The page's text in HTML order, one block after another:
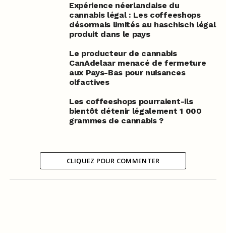
Expérience néerlandaise du
cannabis légal : Les coffeeshops
désormais limités au haschisch légal
produit dans le pays
Le producteur de cannabis
CanAdelaar menacé de fermeture
aux Pays-Bas pour nuisances
olfactives
Les coffeeshops pourraient-ils
bientôt détenir légalement 1 000
grammes de cannabis ?
CLIQUEZ POUR COMMENTER